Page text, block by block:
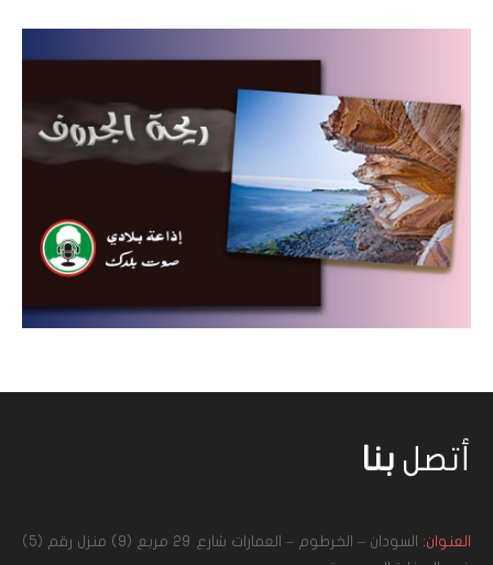
أتصل بنا
العنوان:
السودان – الخرطوم – العمارات شارع 29 مربع (9) منزل رقم (5)